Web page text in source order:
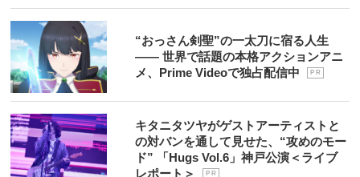
“おっさん剣聖”の一太刀に宿る人生
―― 世界で話題の本格アクションアニ
メ、Prime Videoで独占配信中
P R
キタニタツヤがゲストアーティストと
の対バンを通して見せた、“攻めのモー
ド” 「Hugs Vol.6」神戸公演＜ライブ
レポート＞
P R